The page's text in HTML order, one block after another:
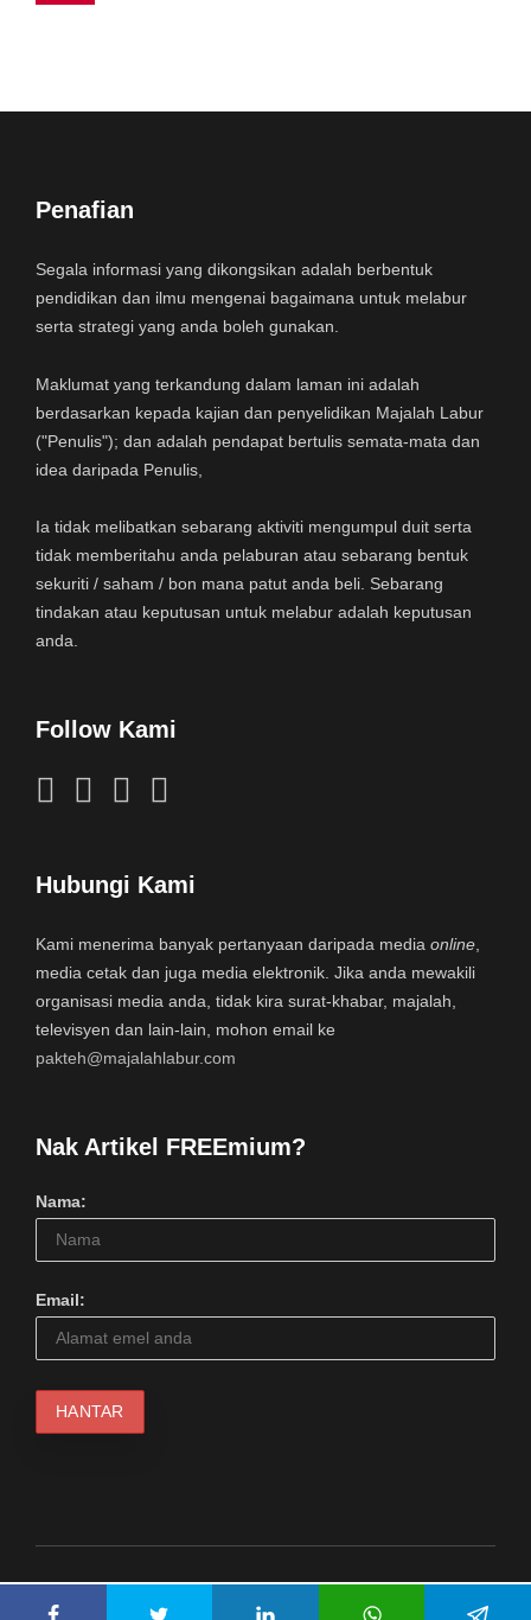
Penafian
Segala informasi yang dikongsikan adalah berbentuk
pendidikan dan ilmu mengenai bagaimana untuk melabur
serta strategi yang anda boleh gunakan.
Maklumat yang terkandung dalam laman ini adalah
berdasarkan kepada kajian dan penyelidikan Majalah Labur
("Penulis"); dan adalah pendapat bertulis semata-mata dan
idea daripada Penulis,
Ia tidak melibatkan sebarang aktiviti mengumpul duit serta
tidak memberitahu anda pelaburan atau sebarang bentuk
sekuriti / saham / bon mana patut anda beli. Sebarang
tindakan atau keputusan untuk melabur adalah keputusan
anda.
Follow Kami
Hubungi Kami
Kami menerima banyak pertanyaan daripada media online
media cetak dan juga media elektronik. Jika anda mewakili
organisasi media anda, tidak kira surat-khabar, majalah,
televisyen dan lain-lain, mohon email ke
pakteh@majalahlabur.com
Nak Artikel FREEmium?
Nama:
Email: